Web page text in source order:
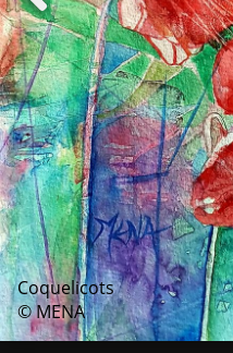
Coquelicots
© MENA